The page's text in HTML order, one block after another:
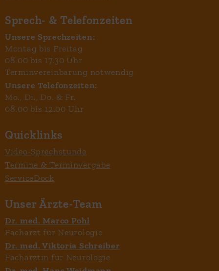
Sprech- & Telefonzeiten
Unsere Sprechzeiten:
Montag bis Freitag
08.00 bis 17.30 Uhr
Terminvereinbarung notwendig
Unsere Telefonzeiten:
Mo., Di., Do. & Fr.
08.00 bis 12.00 Uhr
Quicklinks
Video-Sprechstunde
Termine & Terminvergabe
ServiceDock
Unser Ärzte-Team
Dr. med. Marco Pohl
Facharzt für Neurologie
Dr. med. Viktoria Schreiber
Fachärztin für Neurologie